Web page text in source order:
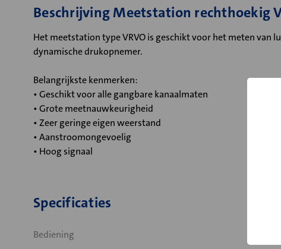
Beschrijving Meetstation rechthoekig
Het meetstation type VRVO is geschikt voor het meten van
dynamische drukopnemer.
Belangrijkste kenmerken:
• Geschikt voor alle gangbare kanaalmaten
• Grote meetnauwkeurigheid
• Zeer geringe eigen weerstand
• Aanstroomongevoelig
• Hoog signaal
Specificaties
Bediening